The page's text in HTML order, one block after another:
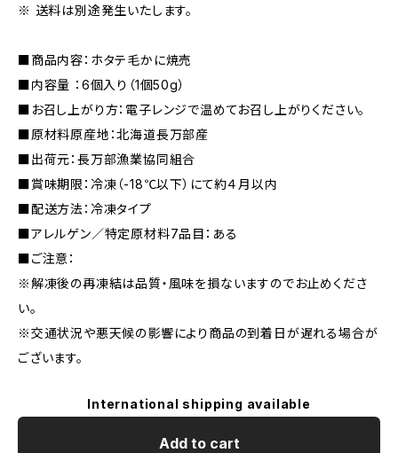
※ 送料は別途発生いたします。
■商品内容：ホタテ毛かに焼売
■内容量 ：6個入り（1個50g）
■お召し上がり方：電子レンジで温めてお召し上がりください。
■原材料原産地：北海道長万部産
■出荷元：長万部漁業協同組合
■賞味期限：冷凍（-18℃以下）にて約４月以内
■配送方法：冷凍タイプ
■アレルゲン／特定原材料7品目：ある
■ご注意：
※解凍後の再凍結は品質・風味を損ないますのでお止めくださ
い。
※交通状況や悪天候の影響により商品の到着日が遅れる場合が
ございます。
International shipping available
Add to cart